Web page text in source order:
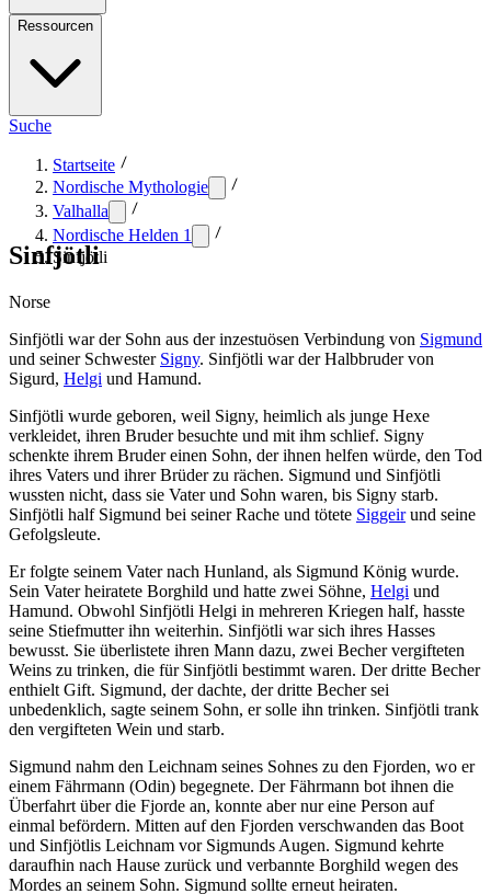
Ressourcen
Suche
Startseite
Nordische Mythologie
Valhalla
Nordische Helden 1
Sinfjötli
Sinfjötli
Norse
Sinfjötli war der Sohn aus der inzestuösen Verbindung von Sigmund
und seiner Schwester Signy. Sinfjötli war der Halbbruder von
Sigurd, Helgi und Hamund.
Sinfjötli wurde geboren, weil Signy, heimlich als junge Hexe
verkleidet, ihren Bruder besuchte und mit ihm schlief. Signy
schenkte ihrem Bruder einen Sohn, der ihnen helfen würde, den Tod
ihres Vaters und ihrer Brüder zu rächen. Sigmund und Sinfjötli
wussten nicht, dass sie Vater und Sohn waren, bis Signy starb.
Sinfjötli half Sigmund bei seiner Rache und tötete Siggeirund seine
Gefolgsleute.
Er folgte seinem Vater nach Hunland, als Sigmund König wurde.
Sein Vater heiratete Borghild und hatte zwei Söhne, Helgi und
Hamund. Obwohl Sinfjötli Helgi in mehreren Kriegen half, hasste
seine Stiefmutter ihn weiterhin. Sinfjötli war sich ihres Hasses
bewusst. Sie überlistete ihren Mann dazu, zwei Becher vergifteten
Weins zu trinken, die für Sinfjötli bestimmt waren. Der dritte Becher
enthielt Gift. Sigmund, der dachte, der dritte Becher sei
unbedenklich, sagte seinem Sohn, er solle ihn trinken. Sinfjötli trank
den vergifteten Wein und starb.
Sigmund nahm den Leichnam seines Sohnes zu den Fjorden, wo er
einem Fährmann (Odin) begegnete. Der Fährmann bot ihnen die
Überfahrt über die Fjorde an, konnte aber nur eine Person auf
einmal befördern. Mitten auf den Fjorden verschwanden das Boot
und Sinfjötlis Leichnam vor Sigmunds Augen. Sigmund kehrte
daraufhin nach Hause zurück und verbannte Borghild wegen des
Mordes an seinem Sohn. Sigmund sollte erneut heiraten.